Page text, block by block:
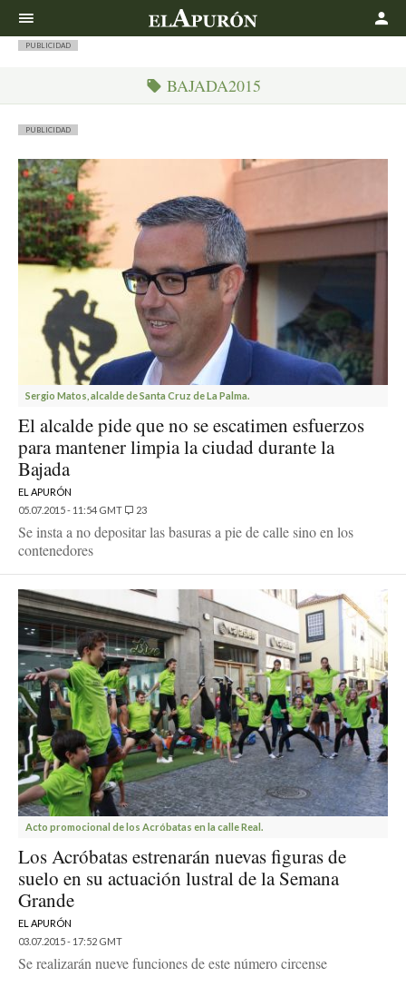
PUBLICIDAD
BAJADA2015
PUBLICIDAD
Sergio Matos, alcalde de Santa Cruz de La Palma.
El alcalde pide que no se escatimen esfuerzos
para mantener limpia la ciudad durante la
Bajada
EL APURÓN
05.07.2015 - 11:54 GMT
23
Se insta a no depositar las basuras a pie de calle sino en los
contenedores
Acto promocional de los Acróbatas en la calle Real.
Los Acróbatas estrenarán nuevas figuras de
suelo en su actuación lustral de la Semana
Grande
EL APURÓN
03.07.2015 - 17:52 GMT
Se realizarán nueve funciones de este número circense